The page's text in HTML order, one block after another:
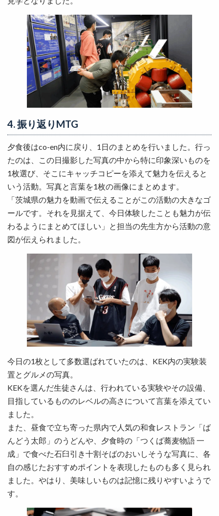
4. 振り返りMTG
夕食後はco-en内に戻り、1日のまとめを行いました。行っ
たのは、この日撮影した写真の中から特に印象深いものを
1枚選び、そこにキャッチコピーを添えて魅力を伝えると
いう活動。写真と言葉を1枚の画像にまとめます。
「茨城県の魅力を動画で伝えることがこの活動の大きなゴ
ールです。それを見据えて、今日体験したことも魅力が伝
わるようにまとめてほしい」と担当の先生方から活動の意
図が伝えられました。
今日の1枚として多数選ばれていたのは、KEK内の実験装
置とグルメの写真。
KEKを選んだ生徒さんは、行われている実験やその設備、
目指しているもののレベルの高さについて言葉を添えてい
ました。
また、昼食で立ち寄った県内で人気の和食レストラン「ば
んどう太郎」のうどんや、夕食時の「つくば蕎麦物語 一
成」で食べた石臼引き十割そばのおいしそうな写真に、各
自の感じたおすすめポイントを表現したものも多く見られ
ました。やはり、美味しいものは記憶に残りやすいようで
す。